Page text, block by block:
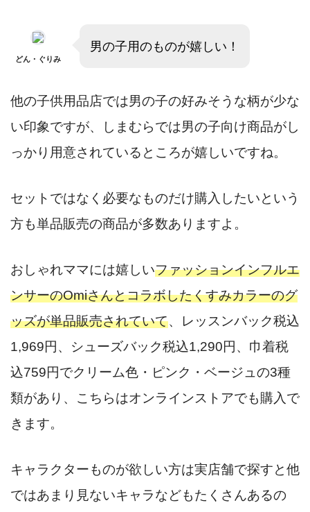
どん・ぐりみ
男の子用のものが嬉しい！
他の子供用品店では男の子の好みそうな柄が少な
い印象ですが、しまむらでは男の子向け商品がし
っかり用意されているところが嬉しいですね。
セットではなく必要なものだけ購入したいという
方も単品販売の商品が多数ありますよ。
おしゃれママには嬉しいファッションインフルエ
ンサーのOmiさんとコラボしたくすみカラーのグ
ッズが単品販売されていて、レッスンバック税込
1,969円、シューズバック税込1,290円、巾着税
込759円でクリーム色・ピンク・ベージュの3種
類があり、こちらはオンラインストアでも購入で
きます。
キャラクターものが欲しい方は実店舗で探すと他
ではあまり見ないキャラなどもたくさんあるの